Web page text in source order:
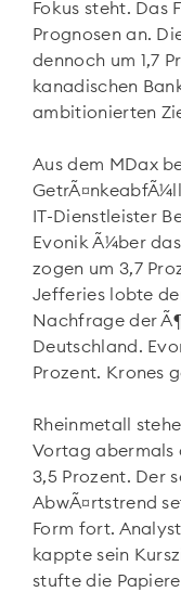
Fokus steht. Das
Prognosen an.
dennoch um 1,7
kanadischen
ambitionierten
Aus dem MDax
IT-Dienstleister
EvonikÃ¼ber
zogen um 3,7
Jefferies lobte
Nachfrage der
Deutschland.
Prozent. Krones
Rheinmetall
Vortag abermals
3,5 Prozent. Der
AbwÃ¤rtstrend
Form fort.
kappte sein
stufte die